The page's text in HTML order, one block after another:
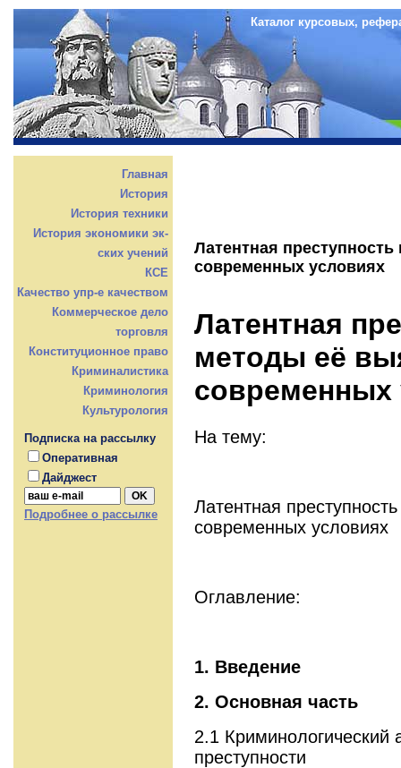
Каталог курсовых,
Главная
История
История техники
История экономики эк-
ских учений
КСЕ
Качество упр-е качеством
Коммерческое дело
торговля
Конституционное право
Криминалистика
Криминология
Культурология
Подписка на рассылку
Оперативная
Дайджест
Подробнее о рассылке
Латентная
современных условиях
Латентная
методы её
современных
На тему:
Латентная
современных условиях
Оглавление:
1. Введение
2. Основная часть
2.1 Криминологический
преступности